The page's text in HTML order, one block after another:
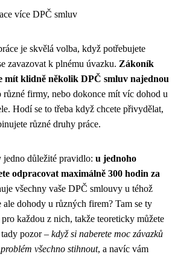
více DPČ smluv
je skvělá volba, když potřebujete
zavazovat k plnému úvazku. Zákoník
mít klidně několik DPČ smluv najednou
různé firmy, nebo dokonce mít víc dohod u
Hodí se to třeba když chcete přivydělat,
různé druhy práce.
jedno důležité pravidlo: u jednoho
odpracovat maximálně 300 hodin za
všechny vaše DPČ smlouvy u téhož
ale dohody u různých firem? Tam se ty
každou z nich, takže teoreticky můžete
pozor – když si naberete moc závazků
všechno stihnout, a navíc vám